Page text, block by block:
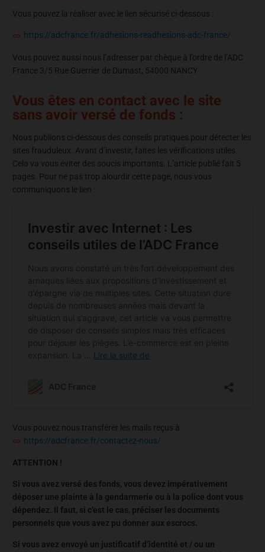
Vous pouvez la réaliser avec le lien sécurisé ci-dessous :
https://adcfrance.fr/adhesions-readhesions-adc-france/
Vous pouvez aussi nous l’adresser par chèque à l’ordre de l’ADC
France 3/5 Rue Guerrier de Dumast, 54000 NANCY
Vous êtes en contact avec le site
sans avoir versé de fonds :
Nous publions ci-dessous des conseils pratiques pour détecter les
sites frauduleux. Avant d’investir, faites les vérifications utiles.
Cela va vous éviter des soucis importants. L’article publié fait 5
pages. Pour ne pas trop alourdir cette page, nous vous
communiquons le lien :
Vous pouvez nous transférer les mails reçus à
https://adcfrance.fr/contactez-nous/
ATTENTION !
Si vous avez versé des fonds, vous devez impérativement
déposer une plainte à la gendarmerie ou à la police dont vous
dépendez. Il faut, si c’est le cas, préciser les documents
personnels que vous avez pu donner aux escrocs.
Si vous avez envoyé un justificatif d’identité et / ou un